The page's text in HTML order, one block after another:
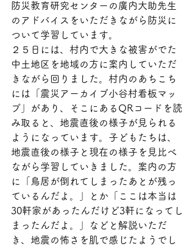
防災教育研究センターの廣内大助先生
のアドバイスをいただきながら防災に
ついて学習しています。
２５日には、村内で大きな被害がでた
中土地区を地域の方に案内していただ
きながら回りました。村内のあちこち
には「震災アーカイブ小谷村看板マッ
プ」があり、そこにあるQRコードを読
み取ると、地震直後の様子が見られる
ようになっています。子どもたちは、
地震直後の様子と現在の様子を見比べ
ながら学習していきました。案内の方
に「鳥居が倒れてしまったあとが残っ
ているんだよ。」とか「ここは本当は
30軒家があったんだけど3軒になってし
まったんだよ。」などと解説いただ
き、地震の怖さを肌で感じたようでし